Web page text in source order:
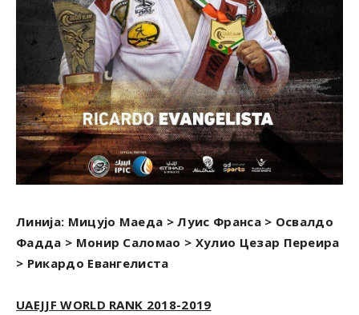
Линија: Mицујо Маеда > Луис Франса > Освалдо
Фадда > Монир Саломао > Хулио Цезар Переира
> Рикардо Евангелиста
UAEJJF WORLD RANK 2018-2019